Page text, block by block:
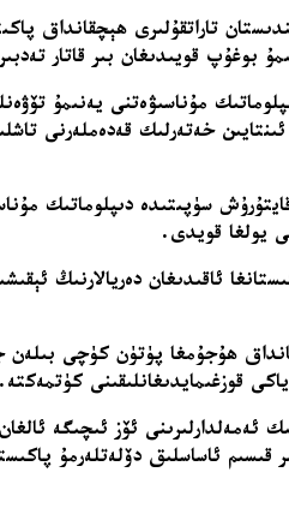
تاراتقۇلىرى ھېچقانداق
بوغۇپ قويىدىغان بىر قاتار
خەتەرلىك قەدەملەرنى
سۈپىتىدە دىپلوماتىك
يولغا قويدى.
ئاقىدىغان دەريالارنىڭ
ھۇجۇمغا پۈتۈن كۈچى بىلەن
قوزغىمايدىغانلىقىنى كۈتمەكتە.
ئەمەلدارلىرىنى ئۆز ئىچىگە
قىسىم ئاساسلىق دۆلەتلەرمۇ